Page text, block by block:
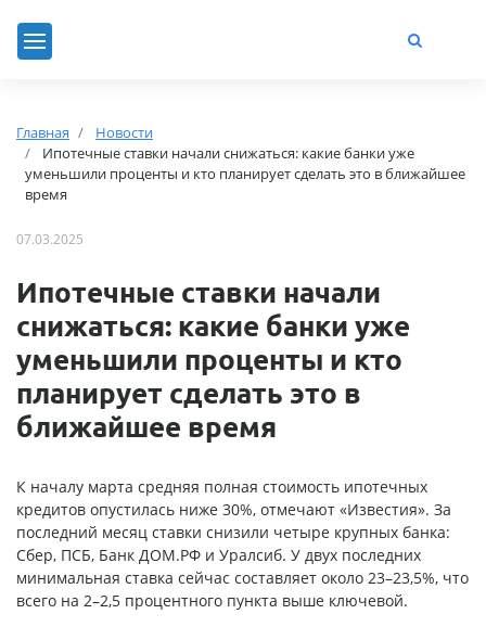
Главная
Новости
Ипотечные ставки начали снижаться: какие банки уже
уменьшили проценты и кто планирует сделать это в ближайшее
время
07.03.2025
Ипотечные ставки начали
снижаться: какие банки уже
уменьшили проценты и кто
планирует сделать это в
ближайшее время
К началу марта средняя полная стоимость ипотечных
кредитов опустилась ниже 30%, отмечают «Известия». За
последний месяц ставки снизили четыре крупных банка:
Сбер, ПСБ, Банк ДОМ.РФ и Уралсиб. У двух последних
минимальная ставка сейчас составляет около 23–23,5%, что
всего на 2–2,5 процентного пункта выше ключевой.